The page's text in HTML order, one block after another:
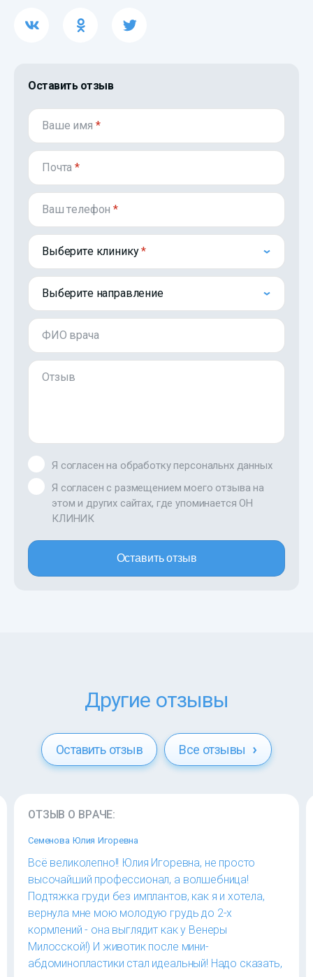
Оставить отзыв
Ваше имя *
Почта*
Ваш телефон*
Выберите клинику
Выберите направление
ФИО врача
Отзыв
Я согласен на обработку персональнх данных
Я согласен с размещением моего отзыва на
этом и других сайтах, где упоминается ОН
КЛИНИК
Оставить отзыв
Другие отзывы
Оставить отзыв Все отзывы
ОТЗЫВ О ВРАЧЕ:
Семенова Юлия Игоревна
Всё великолепно!! Юлия Игоревна, не просто
высочайший профессионал, а волшебница!
Подтяжка груди без имплантов, как я и хотела,
вернула мне мою молодую грудь до 2-х
кормлений - она выглядит как у Венеры
Милосской!) И животик после мини-
абдоминопластики стал идеальный! Надо сказать,